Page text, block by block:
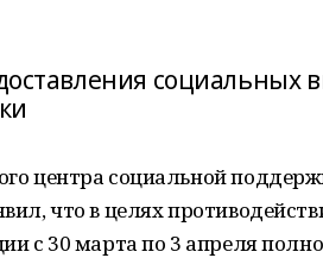
социальных
центра социальной
что в целях
с 30 марта по 3 апреля